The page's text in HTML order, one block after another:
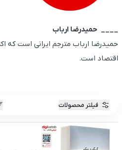
____ حمیدرضا ارباب
حمیدرضا ارباب مترجم ایرانی است که
اقتصاد است.
فیلتر محصولات